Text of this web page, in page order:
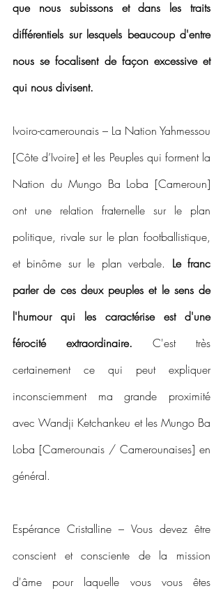
que nous subissons et dans les traits
différentiels sur lesquels beaucoup d'entre
nous se focalisent de façon excessive et
qui nous divisent.
Ivoiro-camerounais – La Nation Yahmessou
[Côte d’Ivoire] et les Peuples qui forment la
Nation du Mungo Ba Loba [Cameroun]
ont une relation fraternelle sur le plan
politique, rivale sur le plan footballistique,
et binôme sur le plan verbale. Le franc
parler de ces deux peuples et le sens de
l'humour qui les caractérise est d'une
férocité extraordinaire. C'est très
certainement ce qui peut expliquer
inconsciemment ma grande proximité
avec Wandji Ketchankeu et les Mungo Ba
Loba [Camerounais / Camerounaises] en
général.
Espérance Cristalline – Vous devez être
conscient et consciente de la mission
d'âme pour laquelle vous vous êtes